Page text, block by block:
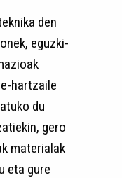
den
eguzki-
hartzaile
du
gero
materialak
eta gure